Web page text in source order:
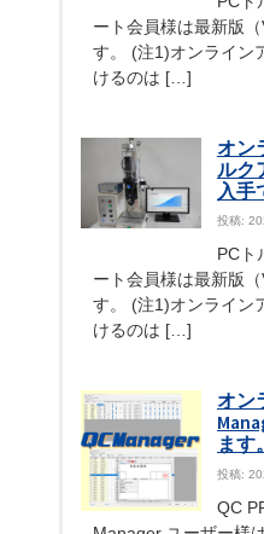
ート会員様は最新版
す。 (注1)オンライン
けるのは […]
オン
ルク
入手
投稿:
PCト
ート会員様は最新版
す。 (注1)オンライン
けるのは […]
オン
ます。
投稿:
QC